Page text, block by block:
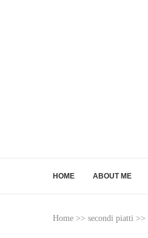
HOME ABOUT ME
Home >> secondi piatti >>